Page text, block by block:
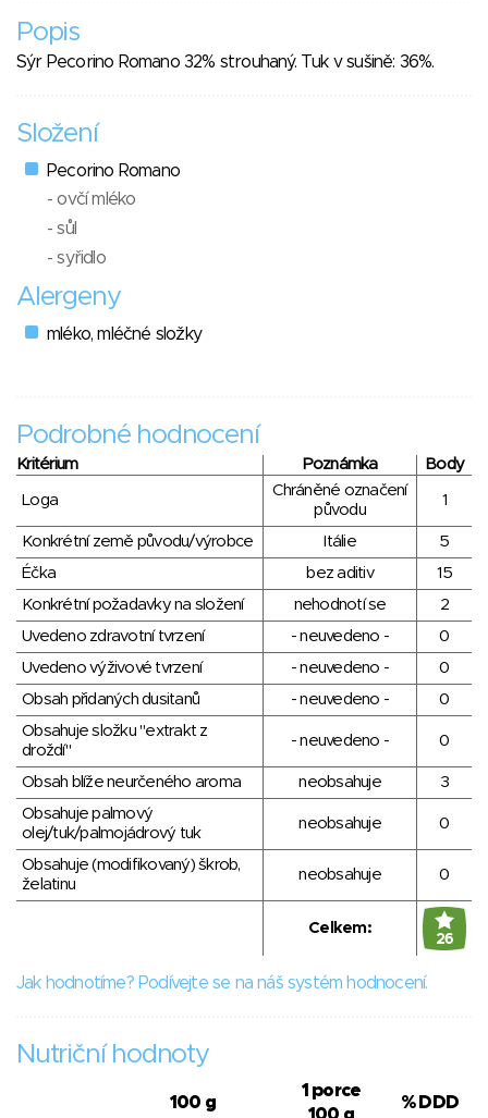
Popis
Sýr Pecorino Romano 32% strouhaný. Tuk v sušině: 36%.
Složení
Pecorino Romano
- ovčí mléko
- sůl
- syřidlo
Alergeny
mléko, mléčné složky
Podrobné hodnocení
Kritérium Poznámka Body
Loga
Chráněné označení
původu
1
Konkrétní země původu/výrobce Itálie
5
Éčka
bez aditiv
15
Konkrétní požadavky na složení
nehodnotí se
2
Uvedeno zdravotní tvrzení
- neuvedeno -
0
Uvedeno výživové tvrzení
- neuvedeno -
0
Obsah přidaných dusitanů
- neuvedeno -
0
Obsahuje složku "extrakt z
droždí"
- neuvedeno - 0
Obsah blíže neurčeného aroma neobsahuje
3
Obsahuje palmový
olej/tuk/palmojádrový tuk
neobsahuje 0
Obsahuje (modifikovaný) škrob,
želatinu
neobsahuje 0
Celkem:
26
Jak hodnotíme? Podívejte se na náš systém hodnocení.
Nutriční hodnoty
100 g
1 porce
% DDD